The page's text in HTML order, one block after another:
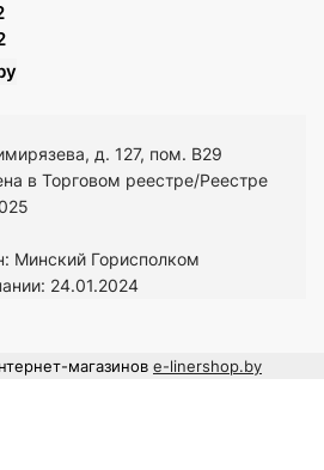
д. 127, пом. В29
в Торговом реестре/Реестре
Минский Горисполком
24.01.2024
магазинов e-linershop.by